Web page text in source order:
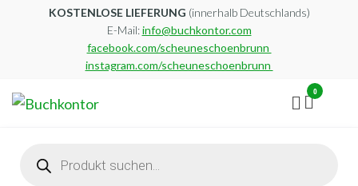
KOSTENLOSE LIEFERUNG (innerhalb Deutschlands)
E-Mail:info@buchkontor.com
facebook.com/scheuneschoenbrunn
instagram.com/scheuneschoenbrunn
0
search